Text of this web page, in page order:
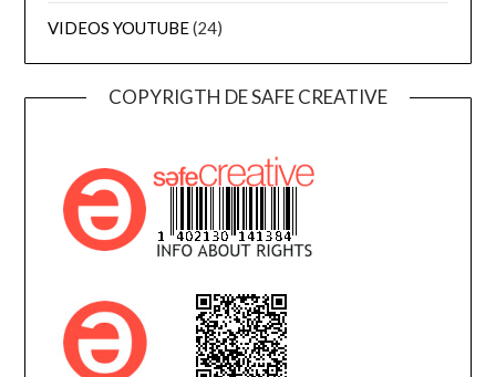
VIDEOS YOUTUBE(24)
COPYRIGTH DE SAFE CREATIVE